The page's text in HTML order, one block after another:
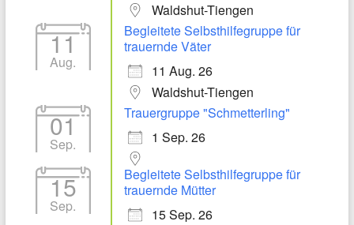
Waldshut-Tiengen
11
Aug.
Begleitete Selbsthilfegruppe für
trauernde Väter
11 Aug. 26
Waldshut-Tiengen
01
Sep.
Trauergruppe "Schmetterling"
1 Sep. 26
15
Sep.
Begleitete Selbsthilfegruppe für
trauernde Mütter
15 Sep. 26